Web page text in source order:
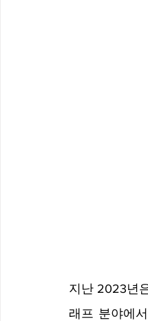
지난 2023년
래프 분야에